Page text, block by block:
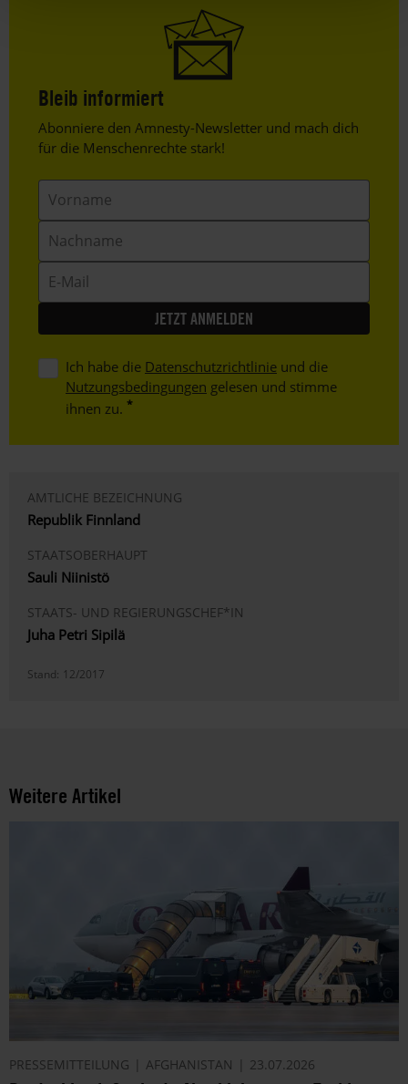
Bleib informiert
Header
Text
Abonniere den Amnesty-Newsletter und mach dich
für die Menschenrechte stark!
Mail
Ich habe die Datenschutzrichtlinie und die
Nutzungsbedingungen gelesen und stimme
ihnen zu.
AMTLICHE BEZEICHNUNG
Republik Finnland
STAATSOBERHAUPT
Sauli Niinistö
STAATS- UND REGIERUNGSCHEF*IN
Juha Petri Sipilä
Stand: 12/2017
Weitere Artikel
PRESSEMITTEILUNG AFGHANISTAN 23.07.2026